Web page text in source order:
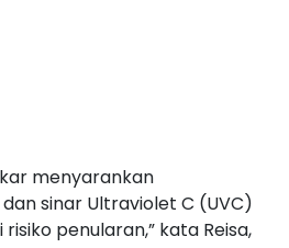
menyarankan
sinar Ultraviolet C (UVC)
penularan,” kata Reisa,